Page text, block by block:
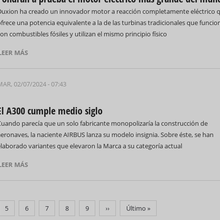
ha creado un innovador motor a reacción completamente eléctrico
una potencia equivalente a la de las turbinas tradicionales que
combustibles fósiles y utilizan el mismo principio físico
MÁS
02/07/2024 - 07:43
A300 cumple medio siglo
parecía que un solo fabricante monopolizaría la construcción de
la naciente AIRBUS lanza su modelo insignia. Sobre éste, se han
variantes que elevaron la Marca a su categoría actual
MÁS
Página
5 Página
6 Página
7 Página
8 Página
9
Siguiente
página
››
Última
página
Último »